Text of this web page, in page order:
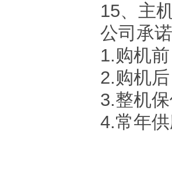
15、主
公司承
1.购机
2.购机
3.整机
4.常年